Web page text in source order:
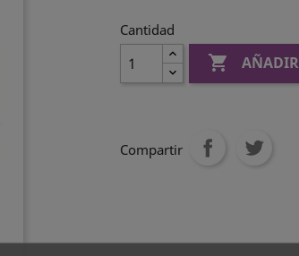
Cantidad

Compartir